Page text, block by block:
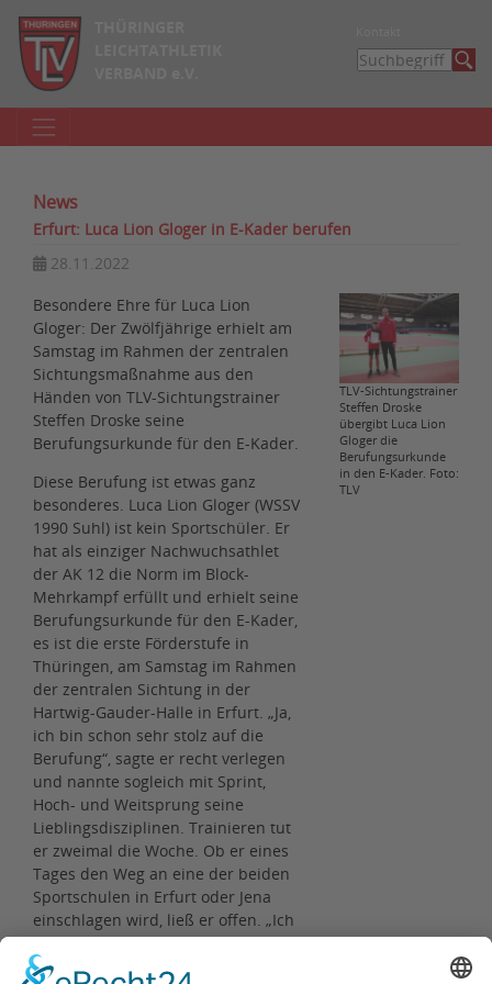
News
Erfurt: Luca Lion Gloger in E-Kader berufen
28.11.2022
Besondere Ehre für Luca Lion
Gloger: Der Zwölfjährige erhielt am
Samstag im Rahmen der zentralen
Sichtungsmaßnahme aus den
Händen von TLV-Sichtungstrainer
Steffen Droske seine
Berufungsurkunde für den E-Kader.
Diese Berufung ist etwas ganz
besonderes. Luca Lion Gloger (WSSV
1990 Suhl) ist kein Sportschüler. Er
hat als einziger Nachwuchsathlet
der AK 12 die Norm im Block-
Mehrkampf erfüllt und erhielt seine
Berufungsurkunde für den E-Kader,
es ist die erste Förderstufe in
Thüringen, am Samstag im Rahmen
der zentralen Sichtung in der
Hartwig-Gauder-Halle in Erfurt. „Ja,
ich bin schon sehr stolz auf die
Berufung“, sagte er recht verlegen
und nannte sogleich mit Sprint,
Hoch- und Weitsprung seine
Lieblingsdisziplinen. Trainieren tut
er zweimal die Woche. Ob er eines
Tages den Weg an eine der beiden
Sportschulen in Erfurt oder Jena
einschlagen wird, ließ er offen. „Ich
freue mich erstmal über das, was
ich erreicht habe und möchte gern
TLV-Sichtungstrainer
Steffen Droske
übergibt Luca Lion
Gloger die
Berufungsurkunde
in den E-Kader. Foto:
TLV